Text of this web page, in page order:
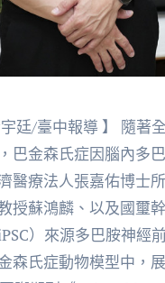
宇廷/臺中報導 】 隨
巴金森氏症因腦內多
醫療法人張嘉佑博士
授蘇鴻麟、以及國璽
）來源多巴胺神經
森氏症動物模型中，